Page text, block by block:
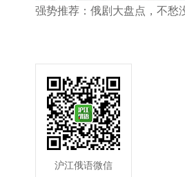
强势推荐：俄剧大盘点，不愁
沪江俄语微信